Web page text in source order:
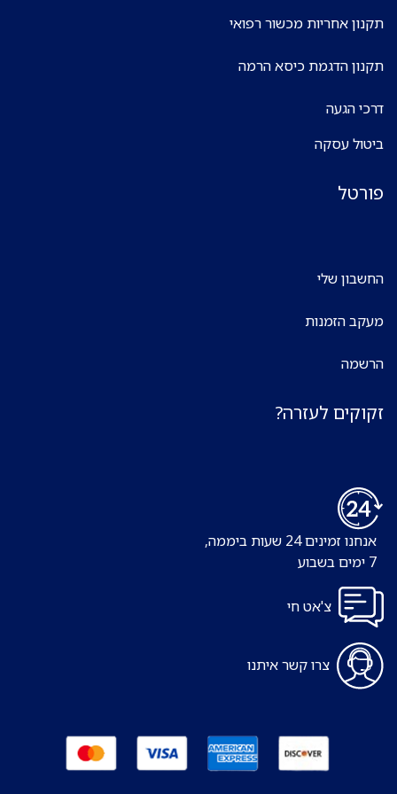
תקנון אחריות מכשור רפואי
תקנון הדגמת כיסא הרמה
דרכי הגעה
ביטול עסקה
פורטל
החשבון שלי
מעקב הזמנות
הרשמה
זקוקים לעזרה?
אנחנו זמינים 24 שעות ביממה,
צ'אט חי
צרו קשר איתנו